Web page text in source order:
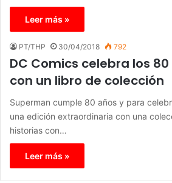
Leer más »
PT/THP 30/04/2018 792
DC Comics celebra los
con un libro de colección
Superman cumple 80 años y para
una edición extraordinaria con una
historias con…
Leer más »